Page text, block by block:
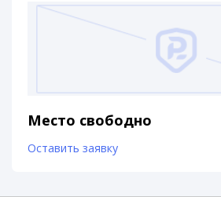
Место свободно
Оставить заявку